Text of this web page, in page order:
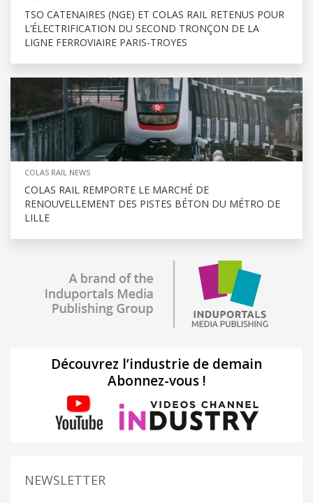
TSO CATENAIRES (NGE) ET COLAS RAIL RETENUS POUR
L’ÉLECTRIFICATION DU SECOND TRONÇON DE LA
LIGNE FERROVIAIRE PARIS-TROYES
COLAS RAIL NEWS
COLAS RAIL REMPORTE LE MARCHÉ DE
RENOUVELLEMENT DES PISTES BÉTON DU MÉTRO DE
LILLE
Découvrez l’industrie de demain
Abonnez-vous !
NEWSLETTER